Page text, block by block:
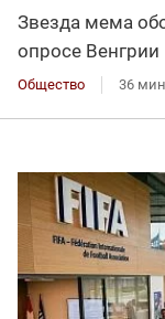
Звезда мема
опросе Венгрии
Общество 36